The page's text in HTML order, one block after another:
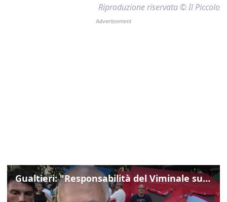
Riproduzione riservata © Il Piccolo
Gualtieri: "Responsabilità del Viminale su Spin Time? La posizione dei partiti è nota"